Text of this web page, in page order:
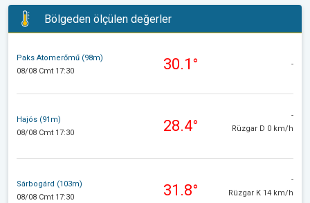
Bölgeden ölçülen değerler
Paks Atomerőmű (98m)
08/08 Cmt 17:30
30.1° -
Hajós (91m)
08/08 Cmt 17:30
28.4°
-
Rüzgar D 0 km/h
Sárbogárd (103m)
08/08 Cmt 17:30
31.8°
-
Rüzgar K 14 km/h